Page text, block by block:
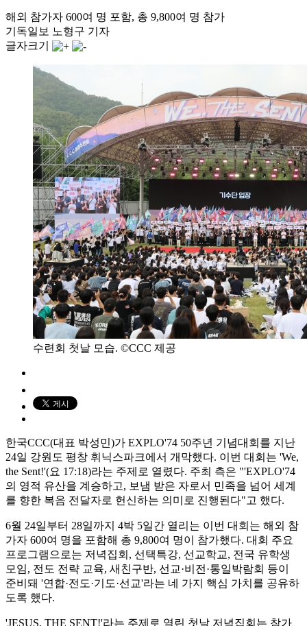
해외 참가자 600여 명 포함, 총 9,800여 명 참가
기독일보 노형구 기자
글자크기
수련회 첫날 모습. ©CCC 제공
한국CCC(대표 박성민)가 EXPLO'74 50주년 기념대회를 지난
24일 강원도 평창 휘닉스파크에서 개막했다. 이번 대회는 'We,
the Sent!'(요 17:18)라는 주제로 열렸다. 주최 측은 "'EXPLO'74
의 영적 유산을 계승하고, 보냄 받은 자로서 민족을 넘어 세계
를 향한 복음 전달자로 헌신하는 의미로 진행된다"고 했다.
6월 24일부터 28일까지 4박 5일간 열리는 이번 대회는 해외 참
가자 600여 명을 포함해 총 9,800여 명이 참가했다. 대회 주요
프로그램으로는 저녁집회, 선택특강, 선교학교, 전국 유학생
모임, 전도 전략 교육, 새친구반, 선교·비전·통일박람회 등이
준비돼 '연합·전도·기도·선교'라는 네 가지 핵심 가치를 공유하
도록 했다.
'JESUS, THE SENT!'라는 주제로 열린 첫날 저녁집회는 참가